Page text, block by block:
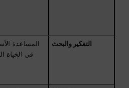
التفكير والبحث
المساعدة
في الحياة